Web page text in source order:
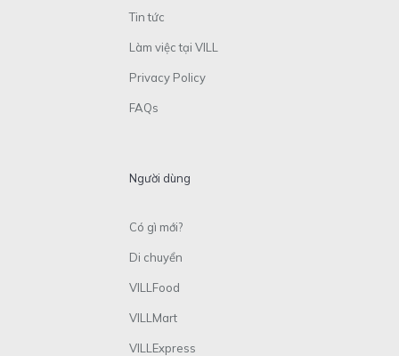
Tin tức
Làm việc tại VILL
Privacy Policy
FAQs
Người dùng
Có gì mới?
Di chuyển
VILLFood
VILLMart
VILLExpress